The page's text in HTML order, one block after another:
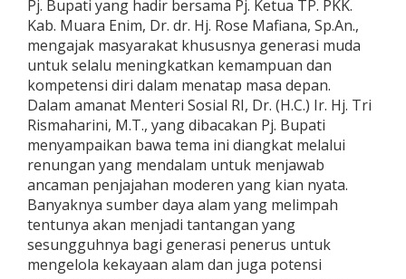
Pj. Bupati yang hadir bersama Pj. Ketua TP. PKK.
Kab. Muara Enim, Dr. dr. Hj. Rose Mafiana, Sp.An.,
mengajak masyarakat khususnya generasi muda
untuk selalu meningkatkan kemampuan dan
kompetensi diri dalam menatap masa depan.
Dalam amanat Menteri Sosial RI, Dr. (H.C.) Ir. Hj. Tri
Rismaharini, M.T., yang dibacakan Pj. Bupati
menyampaikan bawa tema ini diangkat melalui
renungan yang mendalam untuk menjawab
ancaman penjajahan moderen yang kian nyata.
Banyaknya sumber daya alam yang melimpah
tentunya akan menjadi tantangan yang
sesungguhnya bagi generasi penerus untuk
mengelola kekayaan alam dan juga potensi